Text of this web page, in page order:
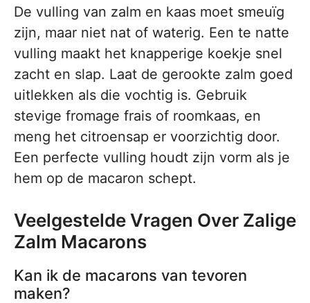
De vulling van zalm en kaas moet smeuïg
zijn, maar niet nat of waterig. Een te natte
vulling maakt het knapperige koekje snel
zacht en slap. Laat de gerookte zalm goed
uitlekken als die vochtig is. Gebruik
stevige fromage frais of roomkaas, en
meng het citroensap er voorzichtig door.
Een perfecte vulling houdt zijn vorm als je
hem op de macaron schept.
Veelgestelde Vragen Over Zalige
Zalm Macarons
Kan ik de macarons van tevoren
maken?